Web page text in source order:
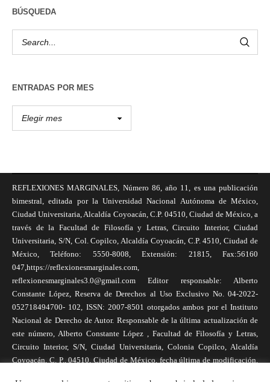
BÚSQUEDA
ENTRADAS POR MES
REFLEXIONES MARGINALES, Número 86, año 11, es una publicación
bimestral, editada por la Universidad Nacional Autónoma de México,
Ciudad Universitaria, Alcaldía Coyoacán, C.P. 04510, Ciudad de México, a
través de la Facultad de Filosofía y Letras, Circuito Interior, Ciudad
Universitaria, S/N, Col. Copilco, Alcaldía Coyoacán, C.P. 4510, Ciudad de
México, Teléfono: 5550-8008, Extensión: 21815, Fax:56160
047,https://reflexionesmarginales.com,
reflexionesmarginales3.0@gmail.com Editor responsable: Alberto
Constante López, Reserva de Derechos al Uso Exclusivo No. 04-2022-
052718494700- 102, ISSN: 2007-8501 otorgados ambos por el Instituto
Nacional de Derecho de Autor. Responsable de la última actualización de
este número, Alberto Constante López , Facultad de Filosofía y Letras,
Circuito Interior, S/N, Ciudad Universitaria, Colonia Copilco, Alcaldía
Coyoacán, C. P., 04510, Ciudad de México, fecha última de modificación,